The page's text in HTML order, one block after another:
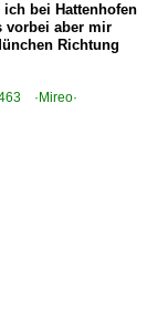
bei Hattenhofen
vorbei aber mir
Richtung
·Mireo·